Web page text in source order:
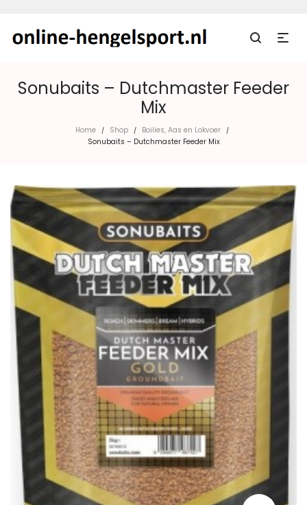
Sonubaits – Dutchmaster Feeder
Mix
Home / Shop / Boilies, Aas en Lokvoer /
Sonubaits – Dutchmaster Feeder Mix